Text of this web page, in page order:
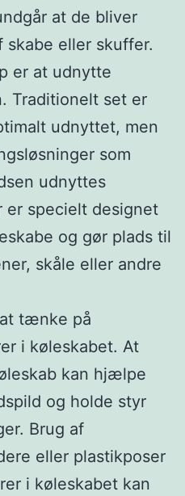
at de bliver
eller skuffer.
er at udnytte
Traditionelt set er
udnyttet, men
som
udnyttes
er specielt designet
og gør plads til
skåle eller andre
tænke på
i køleskabet. At
kan hjælpe
og holde styr
Brug af
eller plastikposer
i køleskabet kan